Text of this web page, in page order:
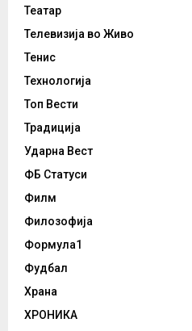
Театар
Телевизија во Живо
Тенис
Технологија
Топ Вести
Традиција
Ударна Вест
ФБ Статуси
Филм
Филозофија
Формула1
Фудбал
Храна
ХРОНИКА